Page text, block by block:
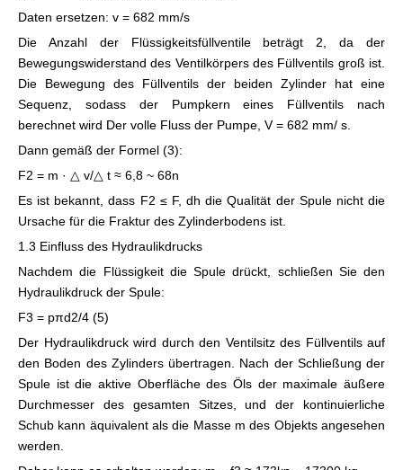
Daten ersetzen: v = 682 mm/s
Die Anzahl der Flüssigkeitsfüllventile beträgt 2, da der
Bewegungswiderstand des Ventilkörpers des Füllventils groß ist.
Die Bewegung des Füllventils der beiden Zylinder hat eine
Sequenz, sodass der Pumpkern eines Füllventils nach
berechnet wird Der volle Fluss der Pumpe, V = 682 mm/ s.
Dann gemäß der Formel (3):
F2 = m · △ v/△ t ≈ 6,8 ~ 68n
Es ist bekannt, dass F2 ≤ F, dh die Qualität der Spule nicht die
Ursache für die Fraktur des Zylinderbodens ist.
1.3 Einfluss des Hydraulikdrucks
Nachdem die Flüssigkeit die Spule drückt, schließen Sie den
Hydraulikdruck der Spule:
F3 = pπd2/4 (5)
Der Hydraulikdruck wird durch den Ventilsitz des Füllventils auf
den Boden des Zylinders übertragen. Nach der Schließung der
Spule ist die aktive Oberfläche des Öls der maximale äußere
Durchmesser des gesamten Sitzes, und der kontinuierliche
Schub kann äquivalent als die Masse m des Objekts angesehen
werden.